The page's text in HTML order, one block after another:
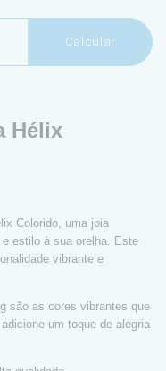
Calcular
Hélix
Colorido, uma joia
estilo à sua orelha. Este
vibrante e
são as cores vibrantes que
um toque de alegria